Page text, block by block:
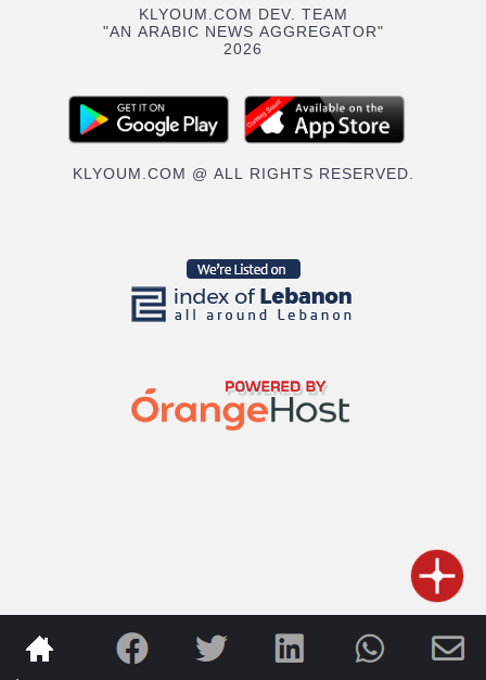
KLYOUM.COM DEV. TEAM
"AN ARABIC NEWS AGGREGATOR"
2026
KLYOUM.COM @ ALL RIGHTS RESERVED.